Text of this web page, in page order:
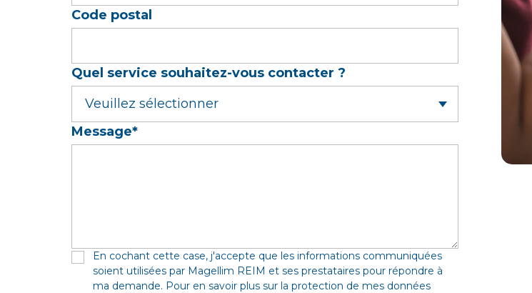
Code postal
Quel service souhaitez-vous contacter ?
Message*
En cochant cette case, j'accepte que les informations communiquées
soient utilisées par Magellim REIM et ses prestataires pour répondre à
ma demande. Pour en savoir plus sur la protection de mes données